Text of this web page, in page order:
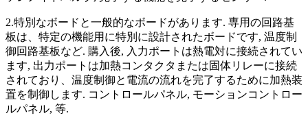
2.特別なボードと一般的なボードがあります. 専用の回路基
板は、特定の機能用に特別に設計されたボードです, 温度制
御回路基板など. 購入後, 入力ポートは熱電対に接続されてい
ます, 出力ポートは加熱コンタクタまたは固体リレーに接続
されており、温度制御と電流の流れを完了するために加熱装
置を制御します. コントロールパネル, モーションコントロー
ルパネル, 等.